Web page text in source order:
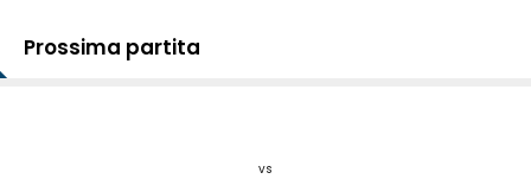
Prossima partita
vs